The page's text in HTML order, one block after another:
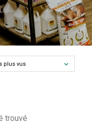
plus vus
trouvé